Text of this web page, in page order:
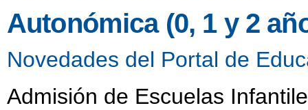
Autonómica (0, 1 y 2
Novedades del Portal de
Admisión de Escuelas